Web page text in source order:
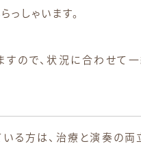
しゃいます。
ので、状況に合わせて
る方は、治療と演奏の